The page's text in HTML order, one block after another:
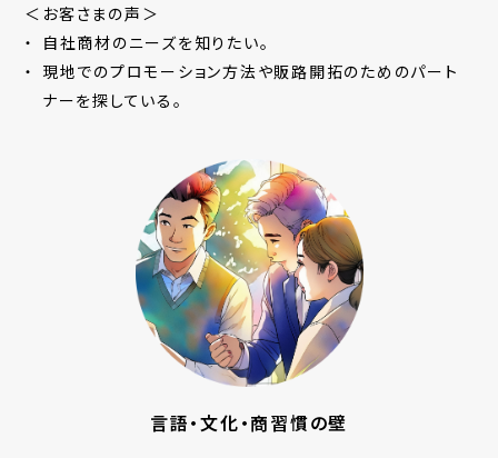
＜お客さまの声＞
自社商材のニーズを知りたい。
現地でのプロモーション方法や販路開拓のためのパート
ナーを探している。
言語・文化・商習慣の壁